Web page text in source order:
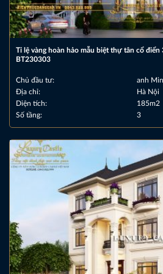
Tỉ lệ vàng hoàn hảo mẫu biệt thự tân cổ điển
BT230303
Chủ đầu tư:
anh
Địa chỉ:
Hà Nội
Diện tích:
185m2
Số tầng:
3